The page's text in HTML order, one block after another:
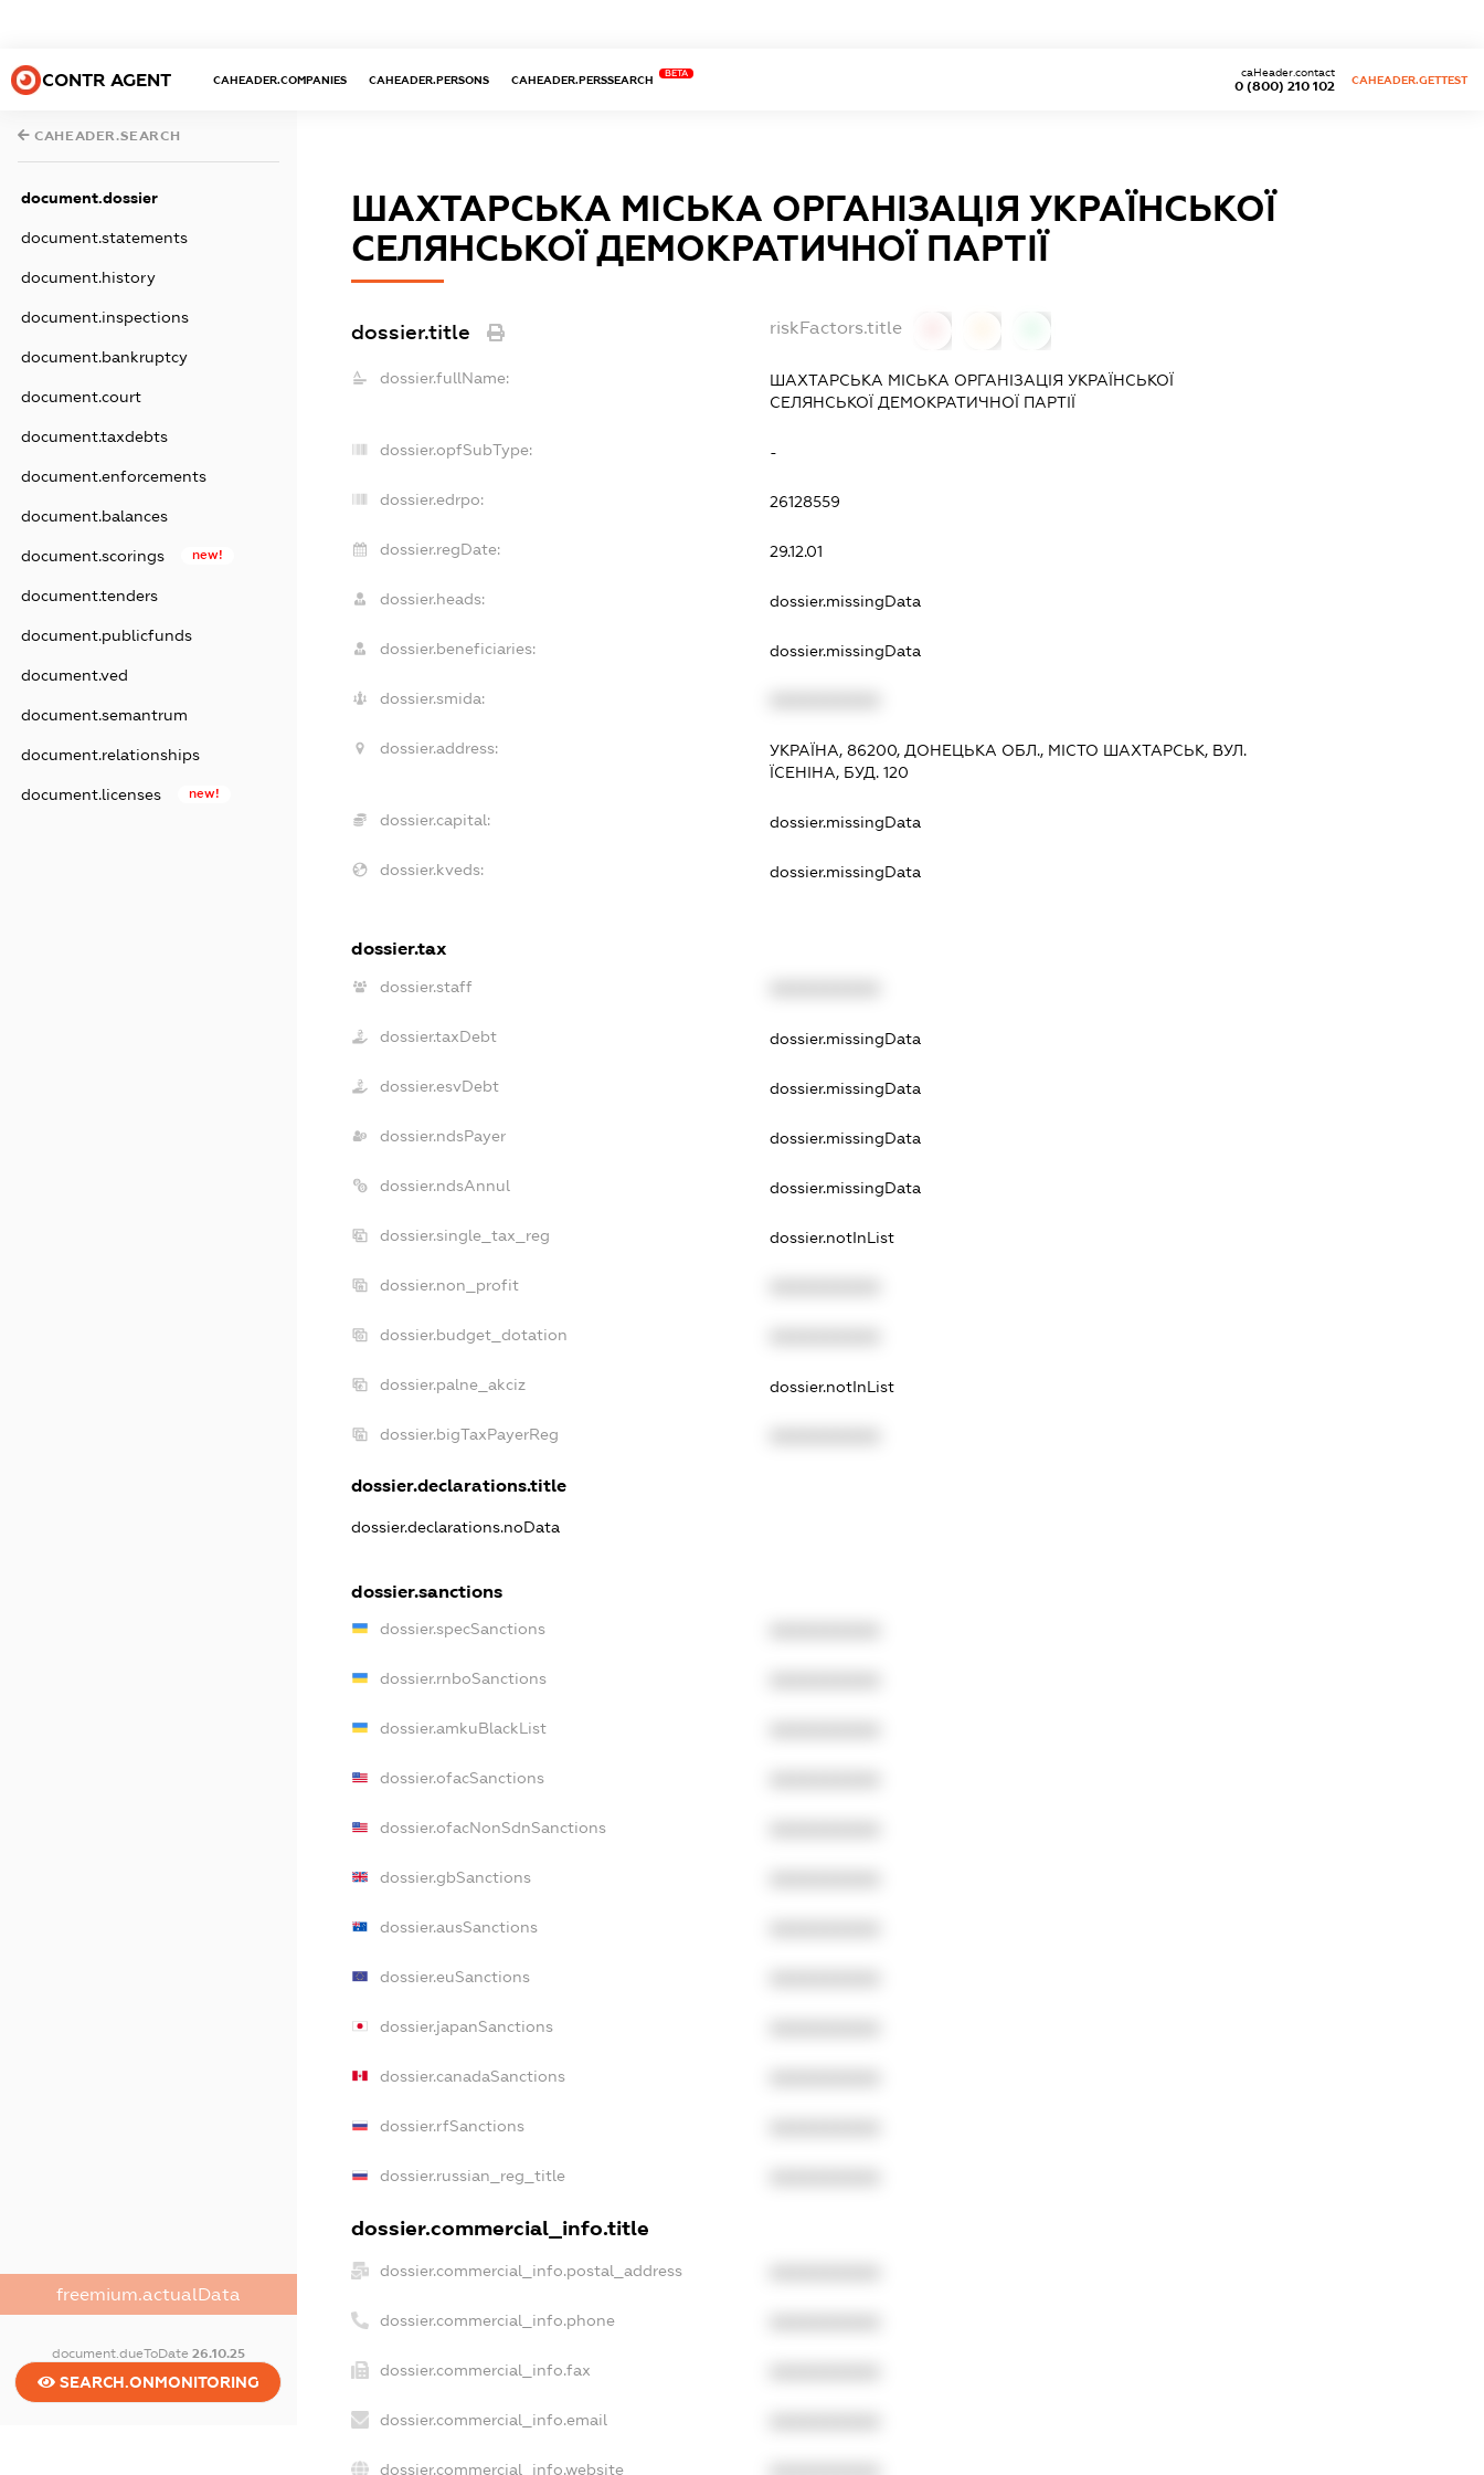
CONTR AGENT CAHEADER.COMPANIES CAHEADER.PERSONS CAHEADER.PERSSEARCH
BETA
0 (800) 210 102
caHeader.contact
CAHEADER.GETTEST
CAHEADER.SEARCH
document.dossier
document.statements
document.history
document.inspections
document.bankruptcy
document.court
document.taxdebts
document.enforcements
document.balances
document.scorings new!
document.tenders
document.publicfunds
document.ved
document.semantrum
document.relationships
document.licenses new!
freemium.actualData
document.dueToDate 26.10.25
SEARCH.ONMONITORING
ШАХТАРСЬКА МІСЬКА ОРГАНІЗАЦІЯ УКРАЇНСЬКОЇ
СЕЛЯНСЬКОЇ ДЕМОКРАТИЧНОЇ ПАРТІЇ
dossier.title riskFactors.title
dossier.fullName:
ШАХТАРСЬКА МІСЬКА ОРГАНІЗАЦІЯ УКРАЇНСЬКОЇ
СЕЛЯНСЬКОЇ ДЕМОКРАТИЧНОЇ ПАРТІЇ
dossier.opfSubType: -
dossier.edrpo: 26128559
dossier.regDate: 29.12.01
dossier.heads: dossier.missingData
dossier.beneficiaries: dossier.missingData
dossier.smida:
dossier.address:
УКРАЇНА, 86200, ДОНЕЦЬКА ОБЛ., МІСТО ШАХТАРСЬК, ВУЛ.
ЇСЕНІНА, БУД. 120
dossier.capital: dossier.missingData
dossier.kveds: dossier.missingData
dossier.tax
dossier.staff
dossier.taxDebt dossier.missingData
dossier.esvDebt dossier.missingData
dossier.ndsPayer dossier.missingData
dossier.ndsAnnul dossier.missingData
dossier.single_tax_reg dossier.notInList
dossier.non_profit
dossier.budget_dotation
dossier.palne_akciz dossier.notInList
dossier.bigTaxPayerReg
dossier.declarations.title
dossier.declarations.noData
dossier.sanctions
dossier.specSanctions
dossier.rnboSanctions
dossier.amkuBlackList
dossier.ofacSanctions
dossier.ofacNonSdnSanctions
dossier.gbSanctions
dossier.ausSanctions
dossier.euSanctions
dossier.japanSanctions
dossier.canadaSanctions
dossier.rfSanctions
dossier.russian_reg_title
dossier.commercial_info.title
dossier.commercial_info.postal_address
dossier.commercial_info.phone
dossier.commercial_info.fax
dossier.commercial_info.email
dossier.commercial_info.website